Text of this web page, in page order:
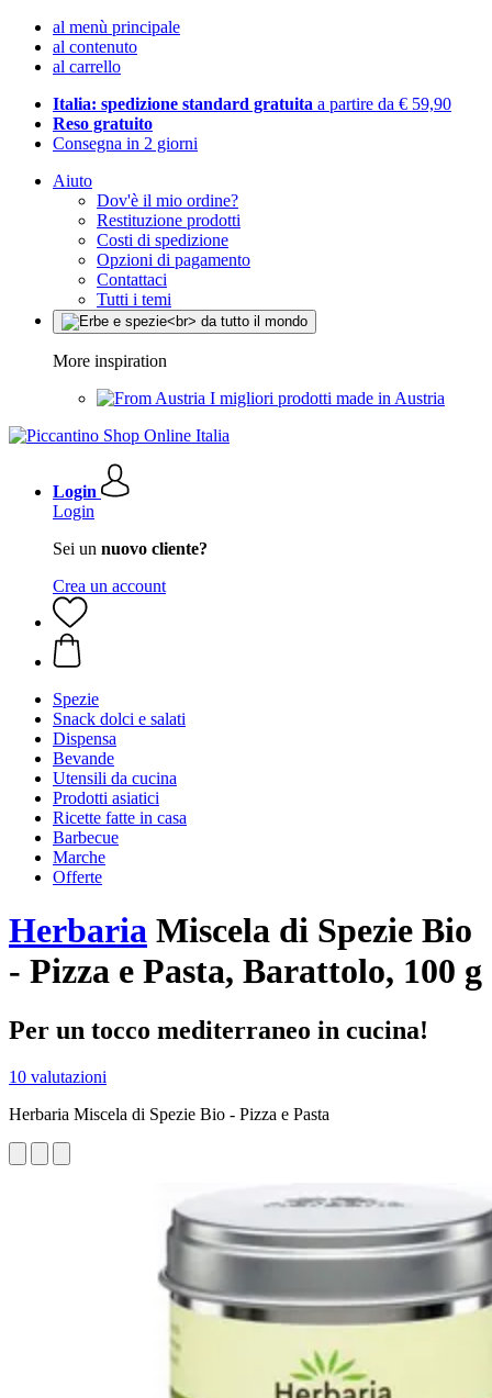
al menù principale
al contenuto
al carrello
Italia: spedizione standard gratuita a partire da € 59,90
Reso gratuito
Consegna in 2 giorni
Aiuto
Dov'è il mio ordine?
Restituzione prodotti
Costi di spedizione
Opzioni di pagamento
Contattaci
Tutti i temi
More inspiration
I migliori prodotti made in Austria
Login
Login
Sei un nuovo cliente?
Crea un account
Spezie
Snack dolci e salati
Dispensa
Bevande
Utensili da cucina
Prodotti asiatici
Ricette fatte in casa
Barbecue
Marche
Offerte
Herbaria Miscela di Spezie Bio
- Pizza e Pasta, Barattolo, 100 g
Per un tocco mediterraneo in cucina!
10 valutazioni
Herbaria Miscela di Spezie Bio - Pizza e Pasta